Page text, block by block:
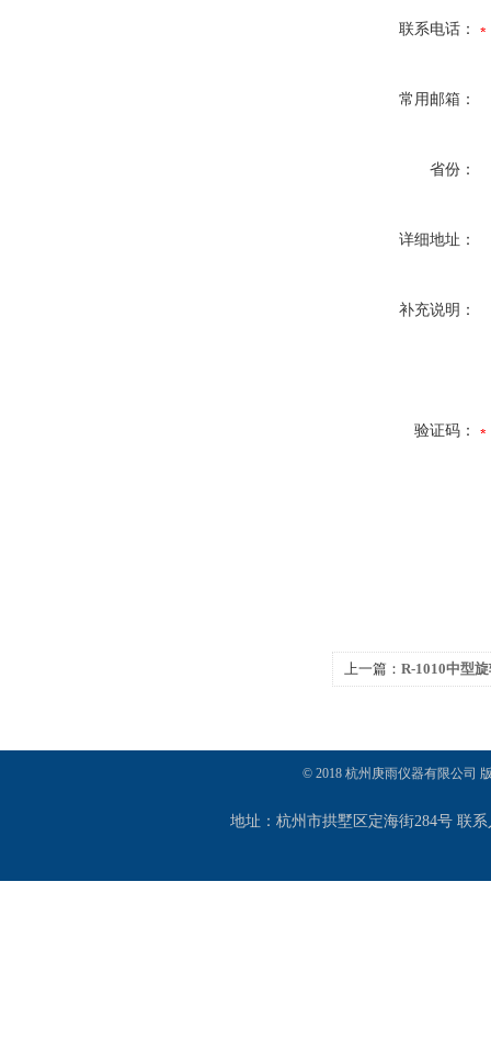
联系电话：
常用邮箱：
省份：
详细地址：
补充说明：
验证码：
上一篇： R-1010中型
© 2018 杭州庚雨仪器有限公司
地址：杭州市拱墅区定海街284号 联